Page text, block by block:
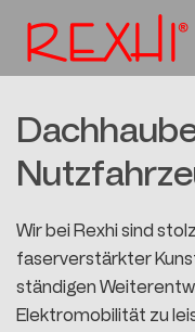
Wir bei Rexhi sind
faserverstärkter
ständigen
Elektromobilität zu